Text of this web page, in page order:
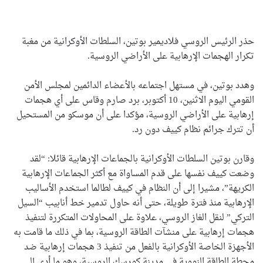
حذر الرئيس الروسي فلاديمير بوتين، السلطات الأوكرانية من مغبة
تكرار الهجمات الإرهابية على الأراضي الروسية.
وهدد بوتين، في مستهل اجتماعه بالأعضاء الدائمين لمجلس الأمن
القومي اليوم الاثنين، 10 أكتوبر، برد صارم وقاس على أي هجمات
إرهابية على الأراضي الروسية، مؤكدا على أن موسكو من المستحيل
أن تترك جرائم نظام كييف دون رد.
وقارن بوتين السلطات الأوكرانية بالجماعات الإرهابية قائلا: “لقد
وضعت كييف نفسها على قدم المساواة مع أكثر الجماعات الإرهابية
الكريهة”، مشيرا إلى أن النظام في كييف لطالما استخدم الأساليب
الإرهابية منذ فترة طويلة، حتى أنه حاول تدمير خط أنابيب “السيل
التركي” لنقل الغاز الروسي، علاوة على المحاولات المتكررة لتنفيذ
هجمات إرهابية على منشآت الطاقة الروسية، بما في ذلك ما قامت به
الأجهزة الخاصة الأوكرانية بالفعل من تنفيذ 3 هجمات إرهابية ضد